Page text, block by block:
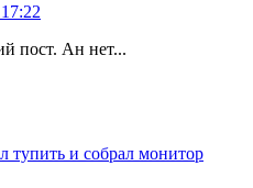
пост. Ан нет...
тупить и собрал монитор